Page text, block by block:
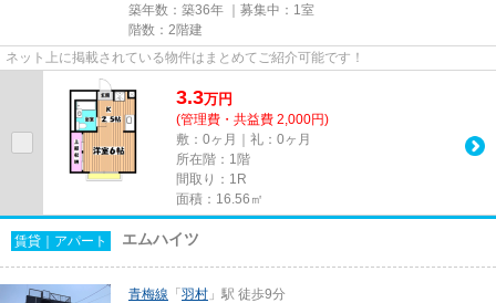
築年数：築36年 ｜募集中： 1室
階数：2階建
ネット上に掲載されている物件はまとめてご紹介可能です！
3.3万円
(管理費・共益費 2,000円)
敷：0ヶ月｜礼：0ヶ月
所在階：1階
間取り：1R
面積：16.56㎡
賃貸｜アパート エムハイツ
青梅線 「羽村 」駅 徒歩9分